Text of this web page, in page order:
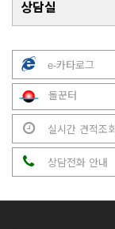
상담실
e-카타로그
돌꾼터
실시간 견적조회
상담전화 안내